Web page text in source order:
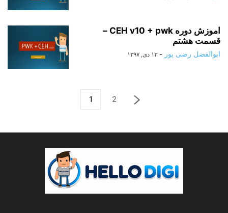
اموزش دوره CEH v10 + pwk –
قسمت هشتم
ابوالفضل رضی پور - ۱۳ دی, ۱۳۹۷
1 2